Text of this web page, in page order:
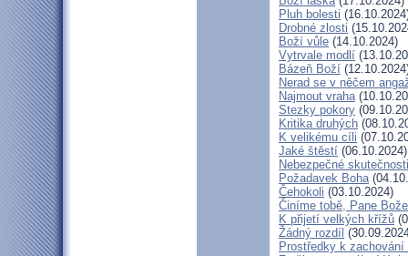
Pluh bolesti
Drobné zlosti
Boží vůle (14.10.2024)
Vytrvale modlí
Bázeň Boží
Nerad se v něčem
Najmout vraha
Stezky pokory
Kritika druhých
K velikému cíli
Jaké štěstí (06.10.2024)
Nebezpečné skutečnosti
Požadavek Boha
Čehokoli (03.10.2024)
Činíme tobě, Pane
K přijetí velkých křížů
Žádný rozdíl
Prostředky k